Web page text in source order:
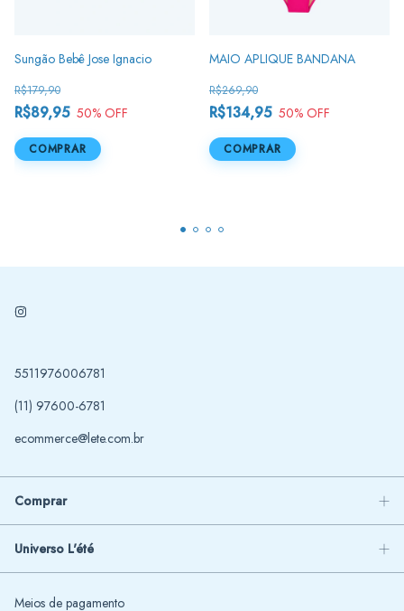
Sungão Bebê Jose Ignacio
R$89,95
R$179,90
50% OFF
COMPRAR
MAIO APLIQUE BANDANA
R$134,95
R$269,90
50% OFF
COMPRAR
5511976006781
(11) 97600-6781
ecommerce@lete.com.br
Comprar
Universo L'été
Meios de pagamento